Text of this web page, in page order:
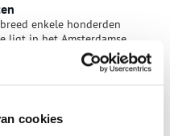
cookies
enkele honderden
ligt in het Amsterdamse
in een park. Beide hebben
zo?